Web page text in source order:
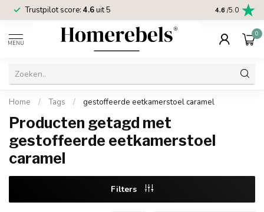
Trustpilot score: 4.6uit 5 2 jaar
4.6 /5.0
MENU
0
Home / Tags / gestoffeerde eetkamerstoel caramel
Producten getagd met
gestoffeerde eetkamerstoel
caramel
Filters